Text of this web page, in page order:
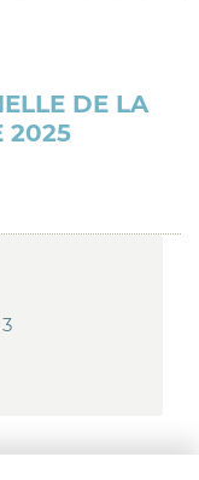
DE LA
2025
3